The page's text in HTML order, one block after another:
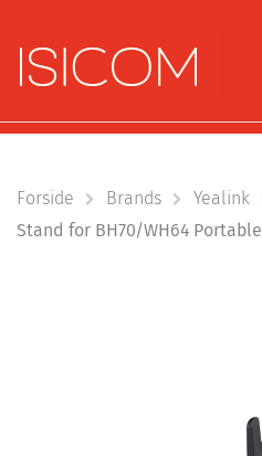
Forside Brands Yealink
Stand for BH70/WH64 Portable